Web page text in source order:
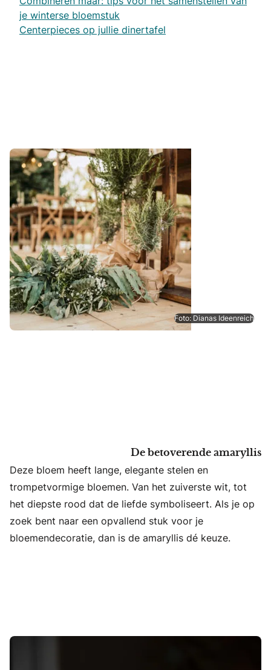
je winterse bloemstuk
Centerpieces op jullie dinertafel
Foto: Dianas Ideenreich
De betoverende amaryllis
Deze bloem heeft lange, elegante stelen en
trompetvormige bloemen. Van het zuiverste wit, tot
het diepste rood dat de liefde symboliseert. Als je op
zoek bent naar een opvallend stuk voor je
bloemendecoratie, dan is de amaryllis dé keuze.